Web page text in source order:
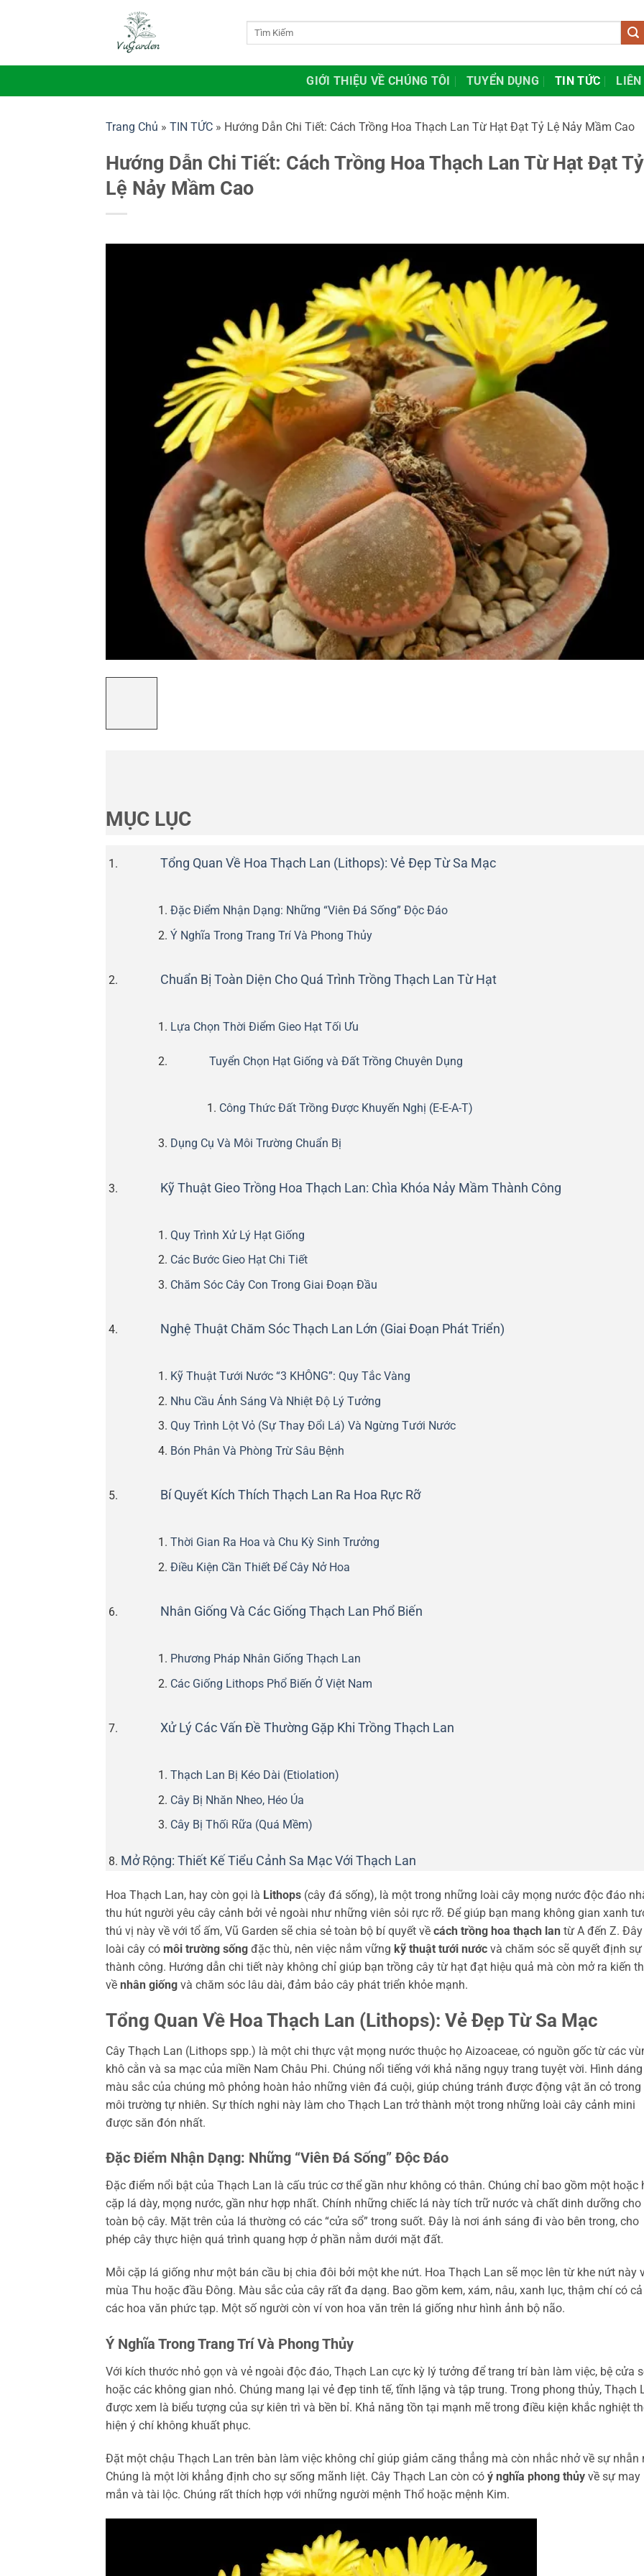
dung
GIỚI THIỆU VỀ CHÚNG TÔI TUYỂN DỤNG TIN TỨC LIÊN
Trang Chủ » TIN TỨC » Hướng Dẫn Chi Tiết: Cách Trồng Hoa Thạch Lan Từ Hạt Đạt Tỷ Lệ Nảy Mầm Cao
Hướng Dẫn Chi Tiết: Cách Trồng Hoa Thạch Lan Từ Hạt Đạt Tỷ
Lệ Nảy Mầm Cao
MỤC LỤC
Tổng Quan Về Hoa Thạch Lan (Lithops): Vẻ Đẹp Từ Sa Mạc
Đặc Điểm Nhận Dạng: Những “Viên Đá Sống” Độc Đáo
Ý Nghĩa Trong Trang Trí Và Phong Thủy
Chuẩn Bị Toàn Diện Cho Quá Trình Trồng Thạch Lan Từ Hạt
Lựa Chọn Thời Điểm Gieo Hạt Tối Ưu
Tuyển Chọn Hạt Giống và Đất Trồng Chuyên Dụng
Công Thức Đất Trồng Được Khuyến Nghị (E-E-A-T)
Dụng Cụ Và Môi Trường Chuẩn Bị
Kỹ Thuật Gieo Trồng Hoa Thạch Lan: Chìa Khóa Nảy Mầm Thành Công
Quy Trình Xử Lý Hạt Giống
Các Bước Gieo Hạt Chi Tiết
Chăm Sóc Cây Con Trong Giai Đoạn Đầu
Nghệ Thuật Chăm Sóc Thạch Lan Lớn (Giai Đoạn Phát Triển)
Kỹ Thuật Tưới Nước “3 KHÔNG”: Quy Tắc Vàng
Nhu Cầu Ánh Sáng Và Nhiệt Độ Lý Tưởng
Quy Trình Lột Vỏ (Sự Thay Đổi Lá) Và Ngừng Tưới Nước
Bón Phân Và Phòng Trừ Sâu Bệnh
Bí Quyết Kích Thích Thạch Lan Ra Hoa Rực Rỡ
Thời Gian Ra Hoa và Chu Kỳ Sinh Trưởng
Điều Kiện Cần Thiết Để Cây Nở Hoa
Nhân Giống Và Các Giống Thạch Lan Phổ Biến
Phương Pháp Nhân Giống Thạch Lan
Các Giống Lithops Phổ Biến Ở Việt Nam
Xử Lý Các Vấn Đề Thường Gặp Khi Trồng Thạch Lan
Thạch Lan Bị Kéo Dài (Etiolation)
Cây Bị Nhăn Nheo, Héo Úa
Cây Bị Thối Rữa (Quá Mềm)
Mở Rộng: Thiết Kế Tiểu Cảnh Sa Mạc Với Thạch Lan
Hoa Thạch Lan, hay còn gọi là Lithops (cây đá sống), là một trong những loài cây mọng nước độc đáo
thu hút người yêu cây cảnh bởi vẻ ngoài như những viên sỏi rực rỡ. Để giúp bạn mang không gian xanh
thú vị này về với tổ ấm, Vũ Garden sẽ chia sẻ toàn bộ bí quyết về cách trồng hoa thạch lan từ A đến Z.
loài cây có môi trường sống đặc thù, nên việc nắm vững kỹ thuật tưới nước và chăm sóc sẽ quyết định sự
thành công. Hướng dẫn chi tiết này không chỉ giúp bạn trồng cây từ hạt đạt hiệu quả mà còn mở ra kiến
về nhân giống và chăm sóc lâu dài, đảm bảo cây phát triển khỏe mạnh.
Tổng Quan Về Hoa Thạch Lan (Lithops): Vẻ Đẹp Từ Sa Mạc
Cây Thạch Lan (Lithops spp.) là một chi thực vật mọng nước thuộc họ Aizoaceae, có nguồn gốc từ các
khô cằn và sa mạc của miền Nam Châu Phi. Chúng nổi tiếng với khả năng ngụy trang tuyệt vời. Hình
màu sắc của chúng mô phỏng hoàn hảo những viên đá cuội, giúp chúng tránh được động vật ăn cỏ trong
môi trường tự nhiên. Sự thích nghi này làm cho Thạch Lan trở thành một trong những loài cây cảnh mini
được săn đón nhất.
Đặc Điểm Nhận Dạng: Những “Viên Đá Sống” Độc Đáo
Đặc điểm nổi bật của Thạch Lan là cấu trúc cơ thể gần như không có thân. Chúng chỉ bao gồm một hoặc
cặp lá dày, mọng nước, gần như hợp nhất. Chính những chiếc lá này tích trữ nước và chất dinh dưỡng cho
toàn bộ cây. Mặt trên của lá thường có các “cửa sổ” trong suốt. Đây là nơi ánh sáng đi vào bên trong, cho
phép cây thực hiện quá trình quang hợp ở phần nằm dưới mặt đất.
Mỗi cặp lá giống như một bán cầu bị chia đôi bởi một khe nứt. Hoa Thạch Lan sẽ mọc lên từ khe nứt này
mùa Thu hoặc đầu Đông. Màu sắc của cây rất đa dạng. Bao gồm kem, xám, nâu, xanh lục, thậm chí có cả
các hoa văn phức tạp. Một số người còn ví von hoa văn trên lá giống như hình ảnh bộ não.
Ý Nghĩa Trong Trang Trí Và Phong Thủy
Với kích thước nhỏ gọn và vẻ ngoài độc đáo, Thạch Lan cực kỳ lý tưởng để trang trí bàn làm việc, bệ cửa
hoặc các không gian nhỏ. Chúng mang lại vẻ đẹp tinh tế, tĩnh lặng và tập trung. Trong phong thủy, Thạch
được xem là biểu tượng của sự kiên trì và bền bỉ. Khả năng tồn tại mạnh mẽ trong điều kiện khắc nghiệt
hiện ý chí không khuất phục.
Đặt một chậu Thạch Lan trên bàn làm việc không chỉ giúp giảm căng thẳng mà còn nhắc nhở về sự nhẫn
Chúng là một lời khẳng định cho sự sống mãnh liệt. Cây Thạch Lan còn có ý nghĩa phong thủy về sự may
mắn và tài lộc. Chúng rất thích hợp với những người mệnh Thổ hoặc mệnh Kim.